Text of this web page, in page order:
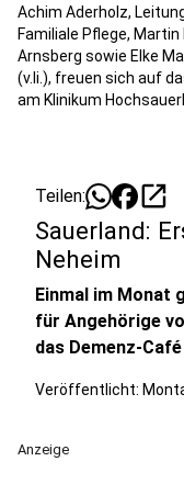
Achim Aderholz,
Familiale Pflege,
Arnsberg sowie Elke
(v.li.), freuen sich auf
am Klinikum
Teilen: open_in_new
Sauerland:
Neheim
Einmal im Monat
für Angehörige
das Demenz-
Veröffentlicht:
Anzeige